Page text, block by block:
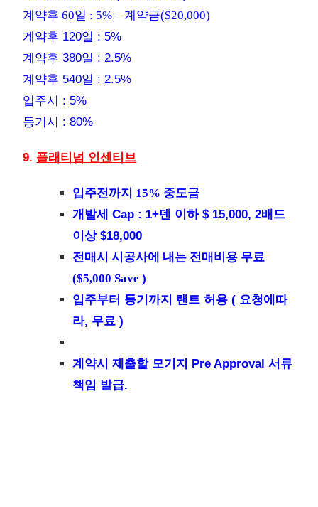
계약후 60일 : 5% – 계약금($20,000)
계약후 120일 : 5%
계약후 380일 : 2.5%
계약후 540일 : 2.5%
입주시 : 5%
등기시 : 80%
9. 플래티넘 인센티브
입주전까지 15% 중도금
개발세 Cap : 1+덴 이하 $ 15,000, 2배드
이상 $18,000
전매시 시공사에 내는 전매비용 무료
($5,000 Save )
입주부터 등기까지 랜트 허용 ( 요청에따
라, 무료 )
계약시 제출할 모기지 Pre Approval 서류
책임 발급.